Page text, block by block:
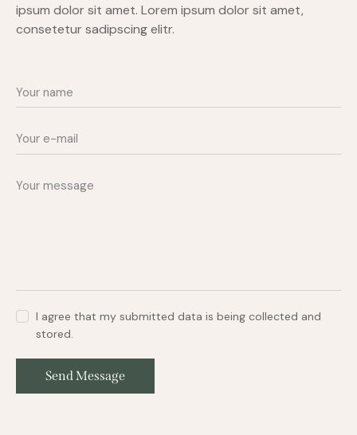
ipsum dolor sit amet. Lorem ipsum dolor sit amet,
consetetur sadipscing elitr.
I agree that my submitted data is being collected and
stored.
Send Message